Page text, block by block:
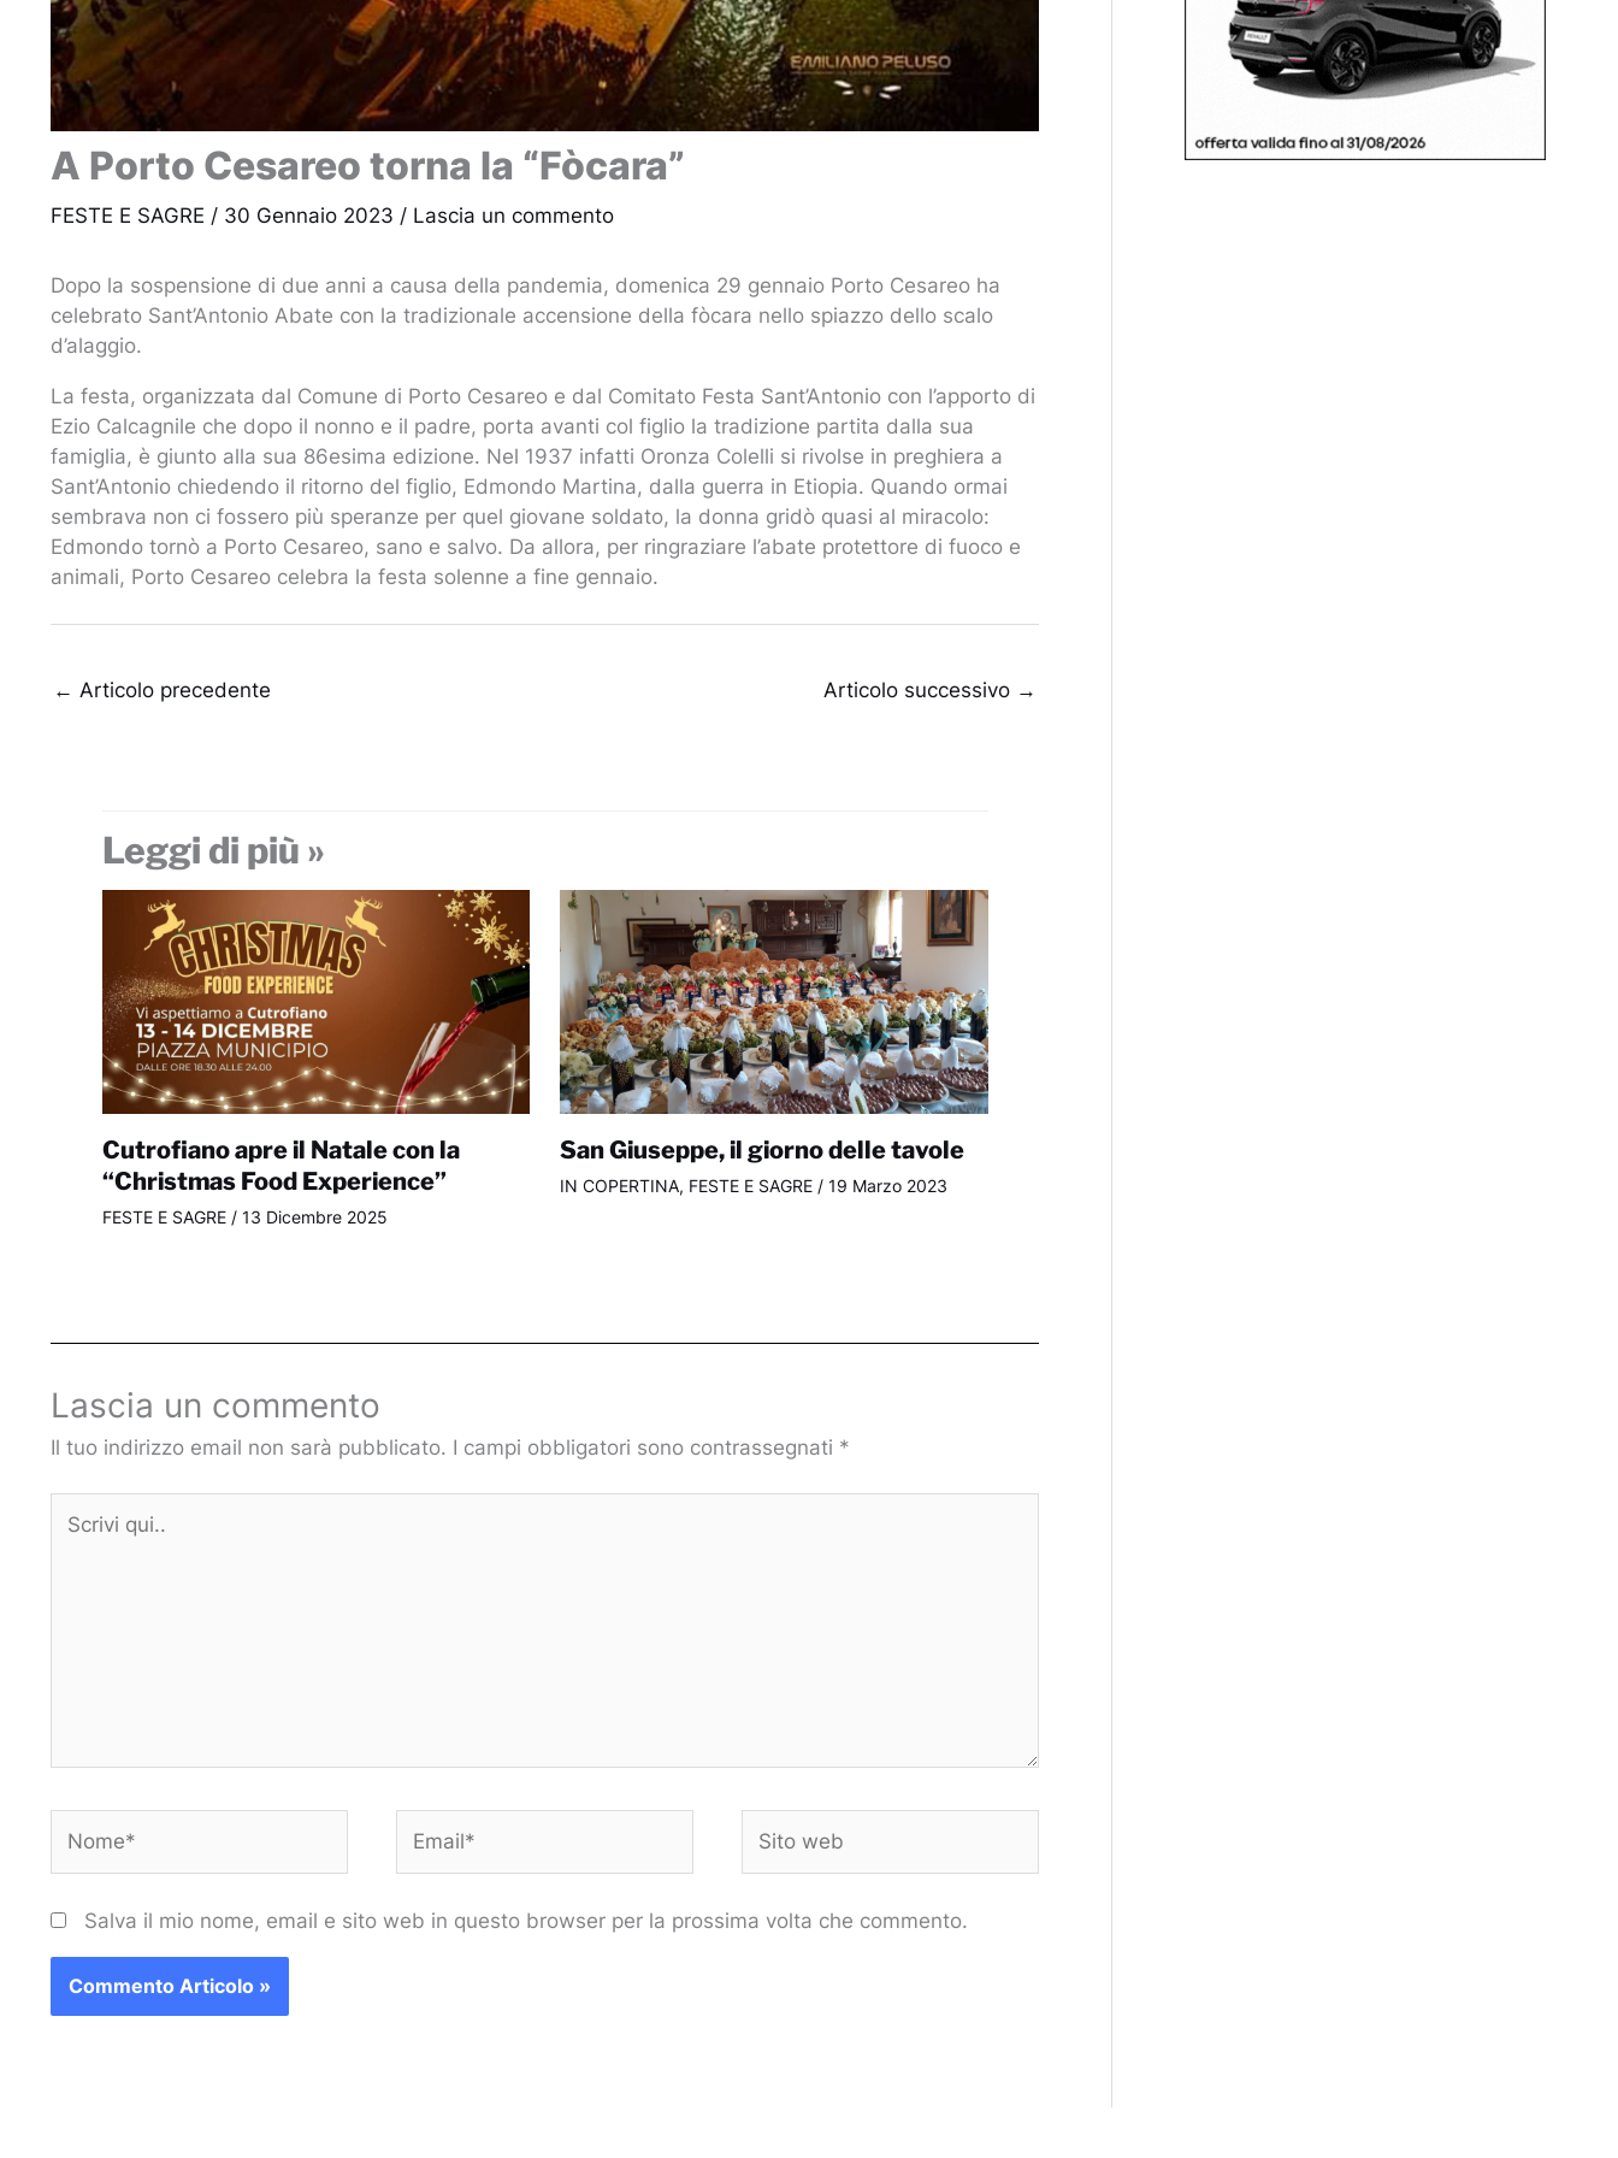
A Porto Cesareo torna la “Fòcara”
FESTE E SAGRE / 30 Gennaio 2023 / Lascia un commento
Dopo la sospensione di due anni a causa della pandemia, domenica 29 gennaio Porto Cesareo ha
celebrato Sant’Antonio Abate con la tradizionale accensione della fòcara nello spiazzo dello scalo
d’alaggio.
La festa, organizzata dal Comune di Porto Cesareo e dal Comitato Festa Sant’Antonio con l’apporto di
Ezio Calcagnile che dopo il nonno e il padre, porta avanti col figlio la tradizione partita dalla sua
famiglia, è giunto alla sua 86esima edizione. Nel 1937 infatti Oronza Colelli si rivolse in preghiera a
Sant’Antonio chiedendo il ritorno del figlio, Edmondo Martina, dalla guerra in Etiopia. Quando ormai
sembrava non ci fossero più speranze per quel giovane soldato, la donna gridò quasi al miracolo:
Edmondo tornò a Porto Cesareo, sano e salvo. Da allora, per ringraziare l’abate protettore di fuoco e
animali, Porto Cesareo celebra la festa solenne a fine gennaio.
← Articolo precedente Articolo successivo →
Leggi di più »
Cutrofiano apre il Natale con la
“Christmas Food Experience”
FESTE E SAGRE/ 13 Dicembre 2025
San Giuseppe, il giorno delle tavole
IN COPERTINA, FESTE E SAGRE / 19 Marzo 2023
Lascia un commento
Il tuo indirizzo email non sarà pubblicato. I campi obbligatori sono contrassegnati *
qui..
web
Salva il mio nome, email e sito web in questo browser per la prossima volta che commento.